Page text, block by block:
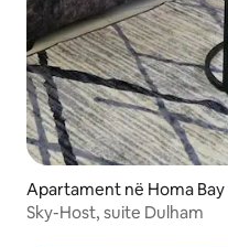
Apartament në Homa Bay
Sky-Host, suite Dulham